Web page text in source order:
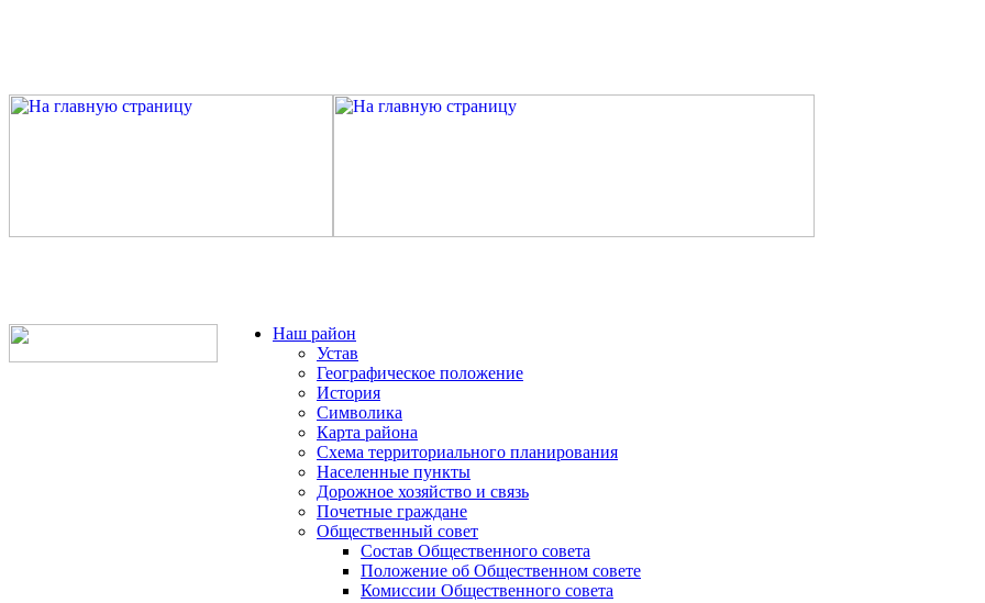
Наш район
Устав
Географическое положение
История
Символика
Карта района
Схема территориального планирования
Населенные пункты
Дорожное хозяйство и связь
Почетные граждане
Общественный совет
Состав Общественного совета
Положение об Общественном совете
Комиссии Общественного совета